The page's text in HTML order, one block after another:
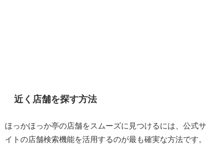
近く店舗を探す方法
ほっかほっか亭の店舗をスムーズに見つけるには、公式サ
イトの店舗検索機能を活用するのが最も確実な方法です。